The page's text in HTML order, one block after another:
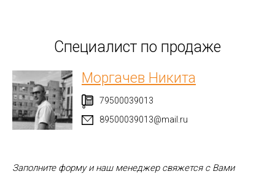
Специалист по продаже
Моргачев Никита
79500039013
89500039013@mail.ru
Заполните форму и наш менеджер свяжется с Вами